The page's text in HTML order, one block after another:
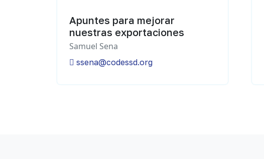
Apuntes para mejorar
nuestras exportaciones
Samuel Sena
ssena@codessd.org